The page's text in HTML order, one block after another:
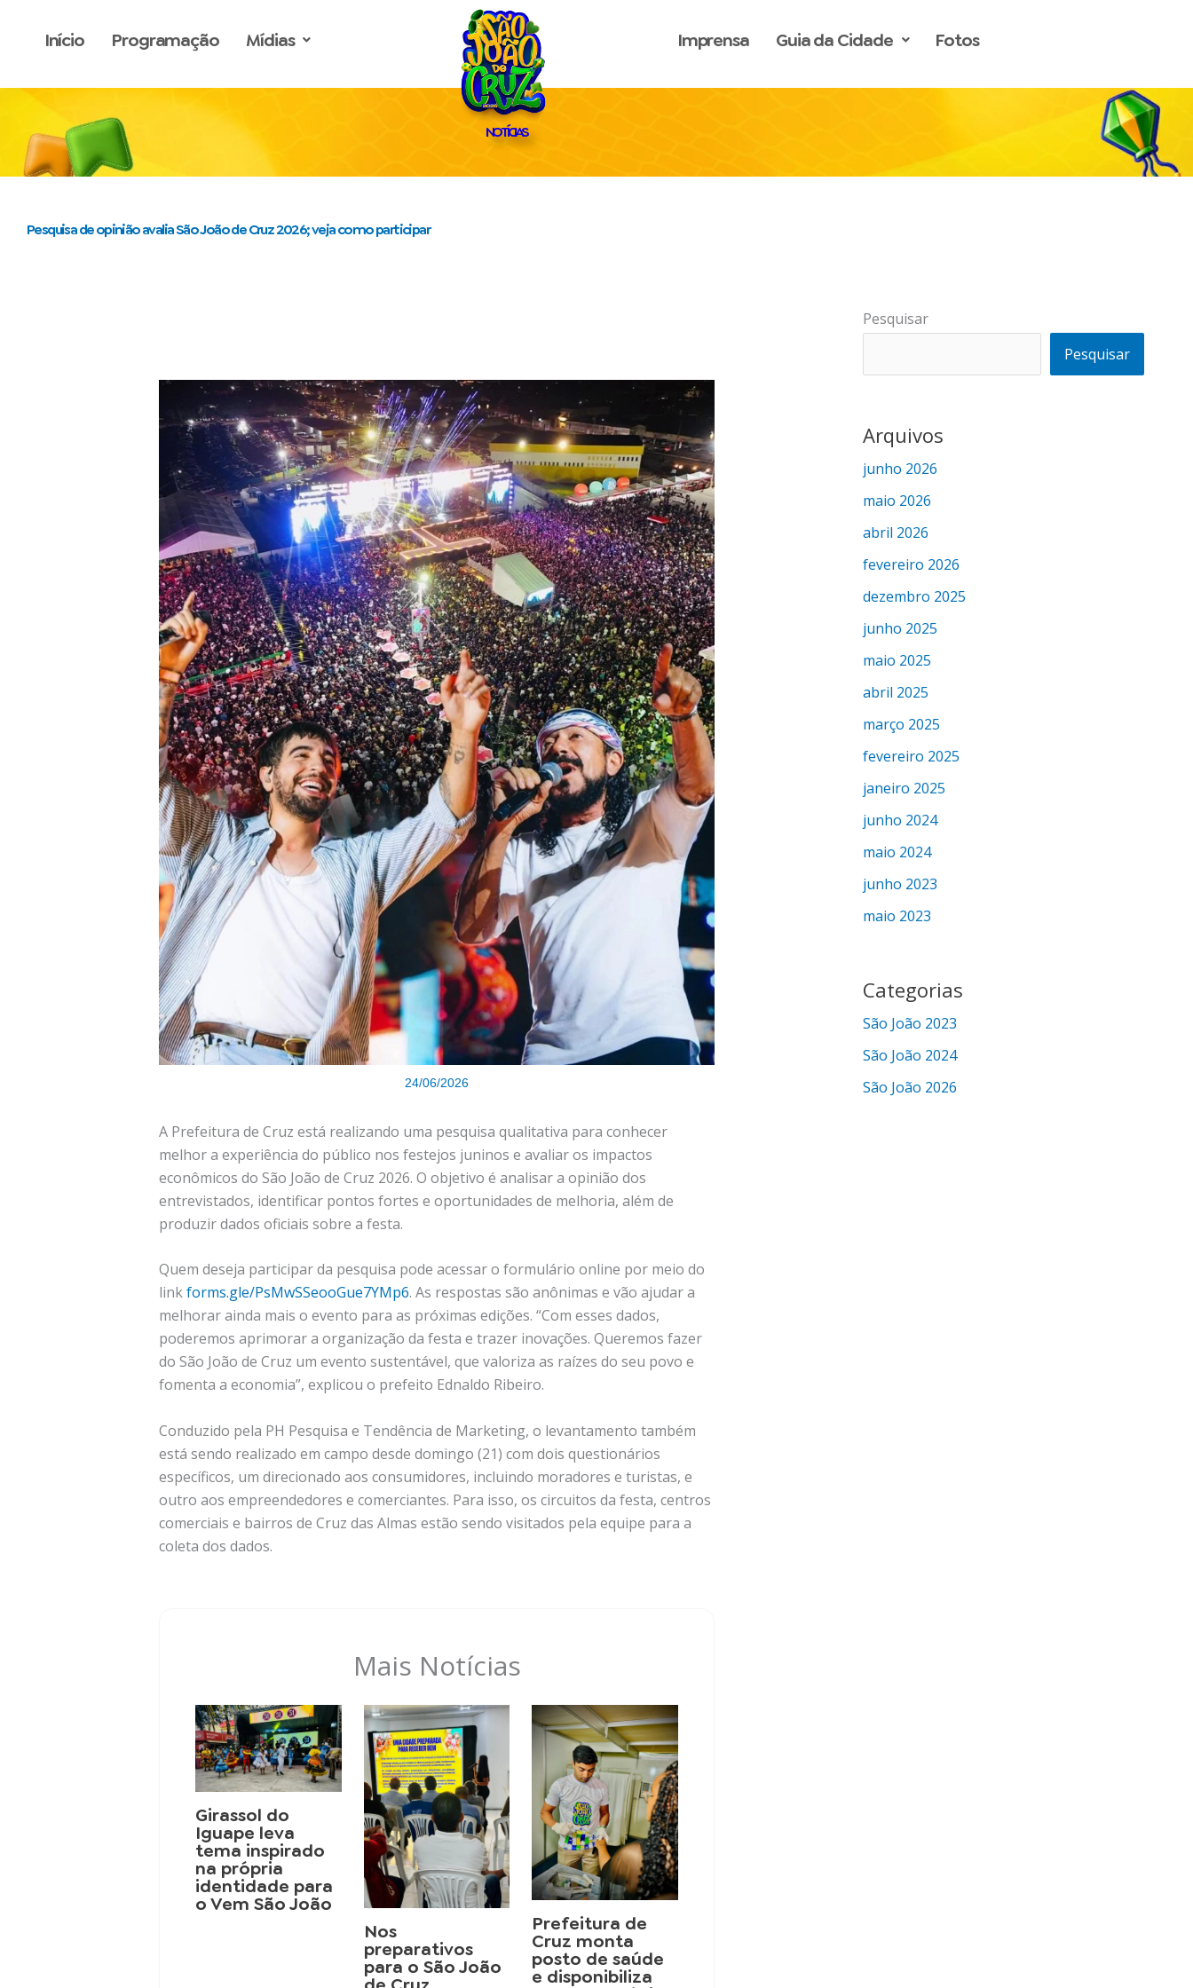
Início Programação Mídias Imprensa Guia da Cidade Fotos
NOTÍCIAS
Pesquisa de opinião avalia São João de Cruz 2026; veja como participar
24/06/2026
A Prefeitura de Cruz está realizando uma pesquisa qualitativa para conhecer
melhor a experiência do público nos festejos juninos e avaliar os impactos
econômicos do São João de Cruz 2026. O objetivo é analisar a opinião dos
entrevistados, identificar pontos fortes e oportunidades de melhoria, além de
produzir dados oficiais sobre a festa.
Quem deseja participar da pesquisa pode acessar o formulário online por meio do
linkforms.gle/PsMwSSeooGue7YMp6. As respostas são anônimas e vão ajudar a
melhorar ainda mais o evento para as próximas edições. “Com esses dados,
poderemos aprimorar a organização da festa e trazer inovações. Queremos fazer
do São João de Cruz um evento sustentável, que valoriza as raízes do seu povo e
fomenta a economia”, explicou o prefeito Ednaldo Ribeiro.
Conduzido pela PH Pesquisa e Tendência de Marketing, o levantamento também
está sendo realizado em campo desde domingo (21) com dois questionários
específicos, um direcionado aos consumidores, incluindo moradores e turistas, e
outro aos empreendedores e comerciantes. Para isso, os circuitos da festa, centros
comerciais e bairros de Cruz das Almas estão sendo visitados pela equipe para a
coleta dos dados.
Mais Notícias
Girassol do
Iguape leva
tema inspirado
na própria
identidade para
o Vem São João
Nos
preparativos
para o São João
Prefeitura de
Cruz monta
posto de saúde
e disponibiliza
Pesquisar
Pesquisar
Arquivos
junho 2026
maio 2026
abril 2026
fevereiro 2026
dezembro 2025
junho 2025
maio 2025
abril 2025
março 2025
fevereiro 2025
janeiro 2025
junho 2024
maio 2024
junho 2023
maio 2023
Categorias
São João 2023
São João 2024
São João 2026